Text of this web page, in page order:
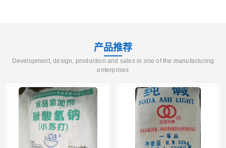
产品推荐
Development, design, production and sales in one of the manufacturing
enterprises